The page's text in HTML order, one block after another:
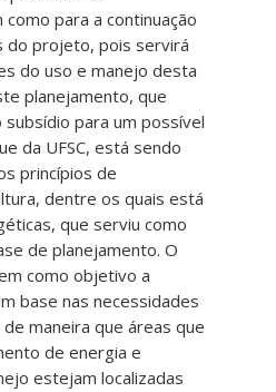
para a continuação
do projeto, pois servirá
do uso e manejo desta
planejamento, que
para um possível
da UFSC, está sendo
princípios de
dentre os quais está
que serviu como
de planejamento. O
como objetivo a
base nas necessidades
maneira que áreas que
de energia e
estejam localizadas